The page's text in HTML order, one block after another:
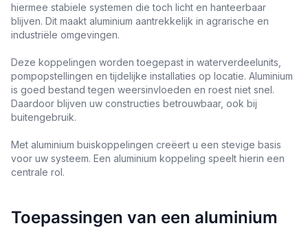
hiermee stabiele systemen die toch licht en hanteerbaar
blijven. Dit maakt aluminium aantrekkelijk in agrarische en
industriële omgevingen.
Deze koppelingen worden toegepast in waterverdeelunits,
pompopstellingen en tijdelijke installaties op locatie. Aluminium
is goed bestand tegen weersinvloeden en roest niet snel.
Daardoor blijven uw constructies betrouwbaar, ook bij
buitengebruik.
Met aluminium buiskoppelingen creëert u een stevige basis
voor uw systeem. Een aluminium koppeling speelt hierin een
centrale rol.
Toepassingen van een aluminium